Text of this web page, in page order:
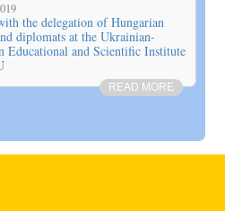
the delegation of Hungarian
diplomats at the Ukrainian-
Educational and Scientific Institute
READ MORE